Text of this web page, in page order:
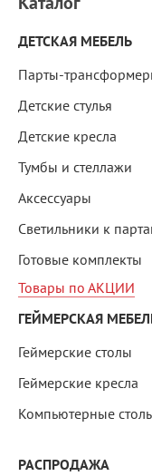
ДЕТСКАЯ МЕБЕЛЬ
Парты-
Детские стулья
Детские кресла
Тумбы и стеллажи
Аксессуары
Светильники к
Готовые комплекты
Товары по АКЦИИ
ГЕЙМЕРСКАЯ
Геймерские столы
Геймерские кресла
Компьютерные
РАСПРОДАЖА